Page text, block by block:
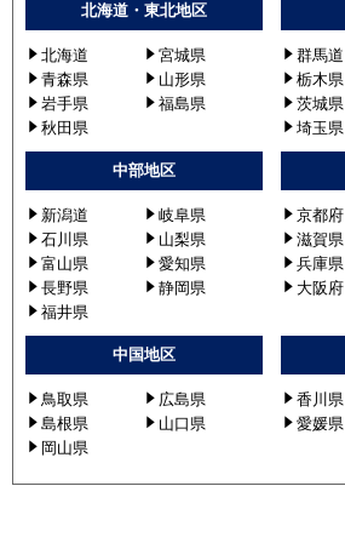
北海道・東北地区
北海道
宮城県
青森県
山形県
岩手県
福島県
秋田県
群馬道
栃木県
茨城県
埼玉県
中部地区
新潟道
岐阜県
石川県
山梨県
富山県
愛知県
長野県
静岡県
福井県
京都府
滋賀県
兵庫県
大阪府
中国地区
鳥取県
広島県
島根県
山口県
岡山県
香川県
愛媛県